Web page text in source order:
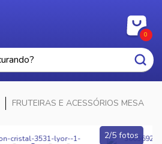
0
FRUTEIRAS E ACESSÓRIOS MESA
2/5 fotos